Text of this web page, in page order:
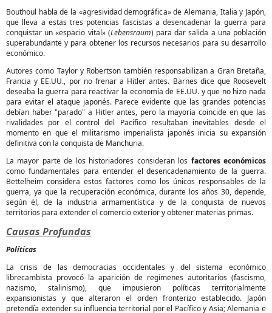
Bouthoul habla de la «agresividad demográfica» de Alemania, Italia y Japón,
que lleva a estas tres potencias fascistas a desencadenar la guerra para
conquistar un «espacio vital» (Lebensraum) para dar salida a una población
superabundante y para obtener los recursos necesarios para su desarrollo
económico.
Autores como Taylor y Robertson también responsabilizan a Gran Bretaña,
Francia y EE.UU., por no frenar a Hitler antes. Barnes dice que Roosevelt
deseaba la guerra para reactivar la economía de EE.UU. y que no hizo nada
para evitar el ataque japonés. Parece evidente que las grandes potencias
debían haber "parado" a Hitler antes, pero la mayoría coincide en que las
rivalidades por el control del Pacífico resultaban inevitables desde el
momento en que el militarismo imperialista japonés inicia su expansión
definitiva con la conquista de Manchuria.
La mayor parte de los historiadores consideran los factores económicos
como fundamentales para entender el desencadenamiento de la guerra.
Bettelheim considera estos factores como los únicos responsables de la
guerra, ya que la recuperación económica, durante los años 30, depende,
según él, de la industria armamentística y de la conquista de nuevos
territorios para extender el comercio exterior y obtener materias primas.
Causas Profundas
Políticas
La crisis de las democracias occidentales y del sistema económico
librecambista provocó la aparición de regímenes autoritarios (fascismo,
nazismo, stalinismo), que impusieron políticas territorialmente
expansionistas y que alteraron el orden fronterizo establecido. Japón
pretendía extender su influencia territorial por el Pacífico y Asia; Alemania e